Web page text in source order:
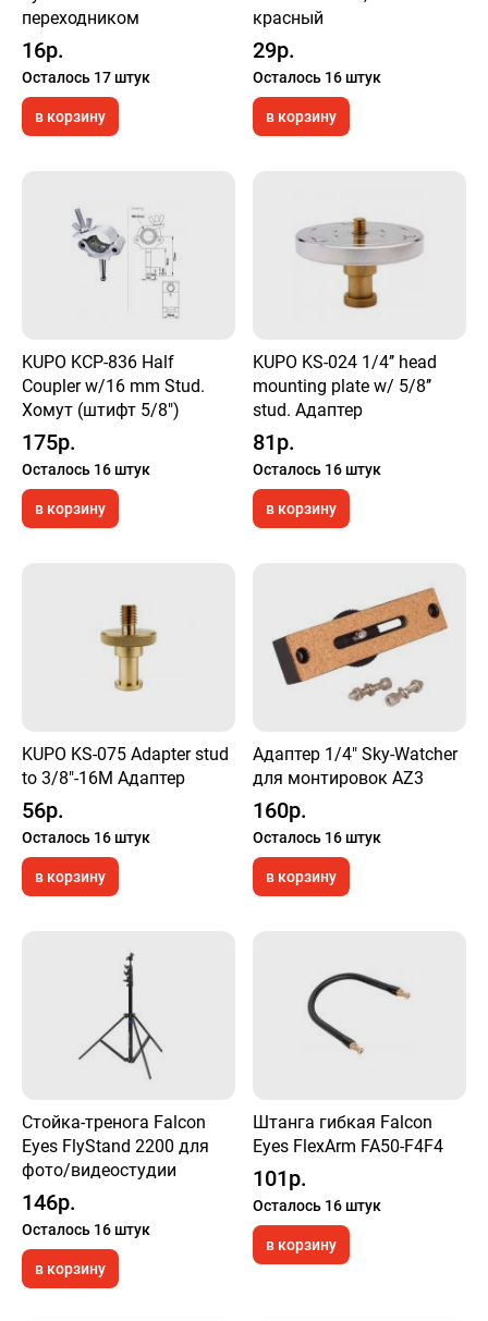
переходником
16р.
Осталось 17 штук
в корзину
красный
29р.
Осталось 16 штук
в корзину
KUPO KCP-836 Half
Coupler w/16 mm Stud.
Хомут (штифт 5/8")
175р.
Осталось 16 штук
в корзину
KUPO KS-024 1/4’’ head
mounting plate w/ 5/8’’
stud. Адаптер
81р.
Осталось 16 штук
в корзину
KUPO KS-075 Adapter stud
to 3/8"-16M Адаптер
56р.
Осталось 16 штук
в корзину
Адаптер 1/4" Sky-Watcher
для монтировок AZ3
160р.
Осталось 16 штук
в корзину
Стойка-тренога Falcon
Eyes FlyStand 2200 для
фото/видеостудии
146р.
Осталось 16 штук
в корзину
Штанга гибкая Falcon
Eyes FlexArm FA50-F4F4
101р.
Осталось 16 штук
в корзину